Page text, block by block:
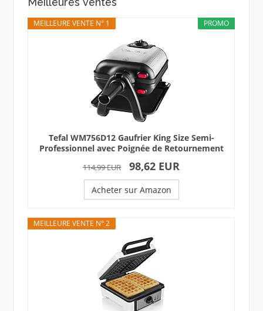
PROMO
MEILLEURE VENTE N° 1
Tefal WM756D12 Gaufrier King Size Semi-
Professionnel avec Poignée de Retournement
114,99 EUR 98,62 EUR
Acheter sur Amazon
MEILLEURE VENTE N° 2